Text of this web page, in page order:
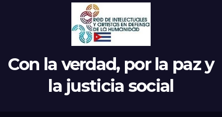
Con la verdad, por la paz y
la justicia social